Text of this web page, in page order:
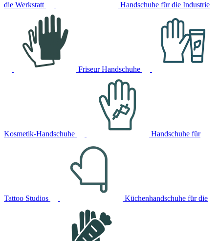
die Werkstatt Handschuhe für die Industrie
Friseur Handschuhe
Kosmetik-Handschuhe Handschuhe für
Tattoo Studios Küchenhandschuhe für die